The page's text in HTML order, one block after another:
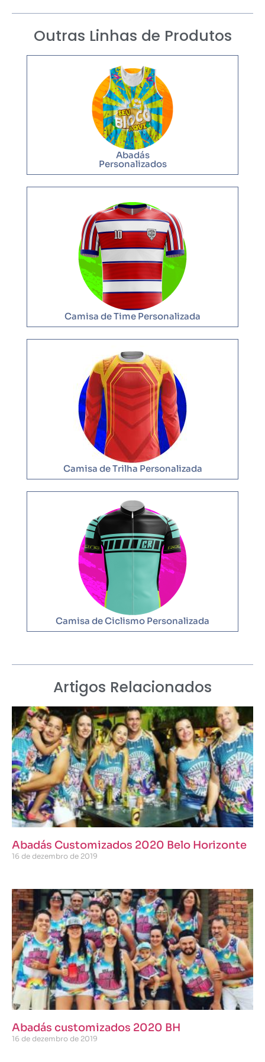
Outras Linhas de Produtos
Abadás
Personalizados
Camisa de Time Personalizada
Camisa de Trilha Personalizada
Camisa de Ciclismo Personalizada
Artigos Relacionados
Abadás Customizados 2020 Belo Horizonte
16 de dezembro de 2019
Abadás customizados 2020 BH
16 de dezembro de 2019